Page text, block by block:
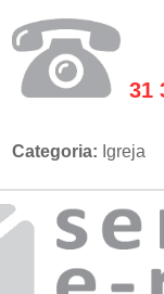
31
Categoria: Igreja